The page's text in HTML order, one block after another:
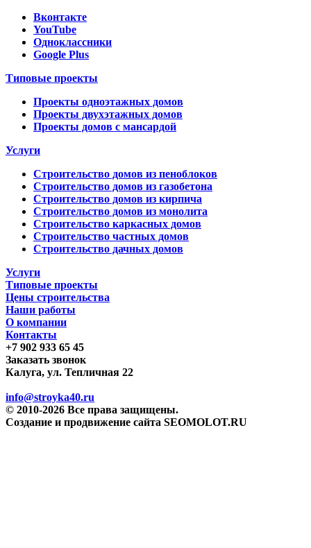
Вконтакте
YouTube
Одноклассники
Google Plus
Типовые проекты
Проекты одноэтажных домов
Проекты двухэтажных домов
Проекты домов с мансардой
Услуги
Строительство домов из пеноблоков
Строительство домов из газобетона
Строительство домов из кирпича
Строительство домов из монолита
Строительство каркасных домов
Строительство частных домов
Строительство дачных домов
Услуги
Типовые проекты
Цены строительства
Наши работы
О компании
Контакты
+7 902 933 65 45
Заказать звонок
Калуга, ул. Тепличная 22
info@stroyka40.ru
© 2010-2026 Все права защищены.
Создание и продвижение сайта SEOMOLOT.RU